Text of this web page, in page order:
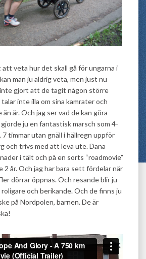
att veta hur det skall gå för ungarna i
man ju aldrig veta, men just nu
gjort att de tagit någon större
talar inte illa om sina kamrater och
är. Och jag ser vad de kan göra
gjorde ju en fantastisk marsch som 4-
7 timmar utan gnäll i hällregn uppför
och trivs med att leva ute. Dana
i tält och på en sorts “roadmovie”
2 år. Och jag har bara sett fördelar när
dörrar öppnas. Och resande blir ju
och berikande. Och de finns ju
på Nordpolen, barnen. De är